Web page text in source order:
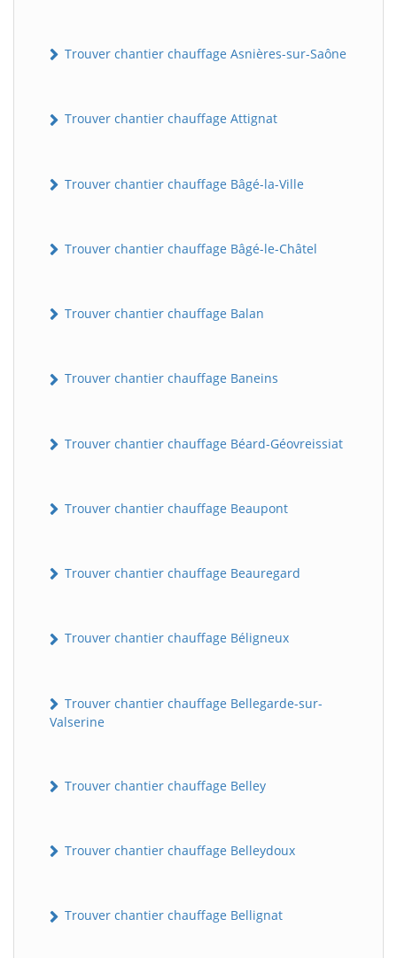
Trouver chantier chauffage Asnières-sur-Saône
Trouver chantier chauffage Attignat
Trouver chantier chauffage Bâgé-la-Ville
Trouver chantier chauffage Bâgé-le-Châtel
Trouver chantier chauffage Balan
Trouver chantier chauffage Baneins
Trouver chantier chauffage Béard-Géovreissiat
Trouver chantier chauffage Beaupont
Trouver chantier chauffage Beauregard
Trouver chantier chauffage Béligneux
Trouver chantier chauffage Bellegarde-sur-
Valserine
Trouver chantier chauffage Belley
Trouver chantier chauffage Belleydoux
Trouver chantier chauffage Bellignat